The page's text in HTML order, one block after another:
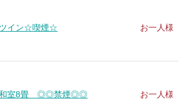
ツイン☆喫煙☆ お一人様
室8畳 ◎◎禁煙◎◎ お一人様